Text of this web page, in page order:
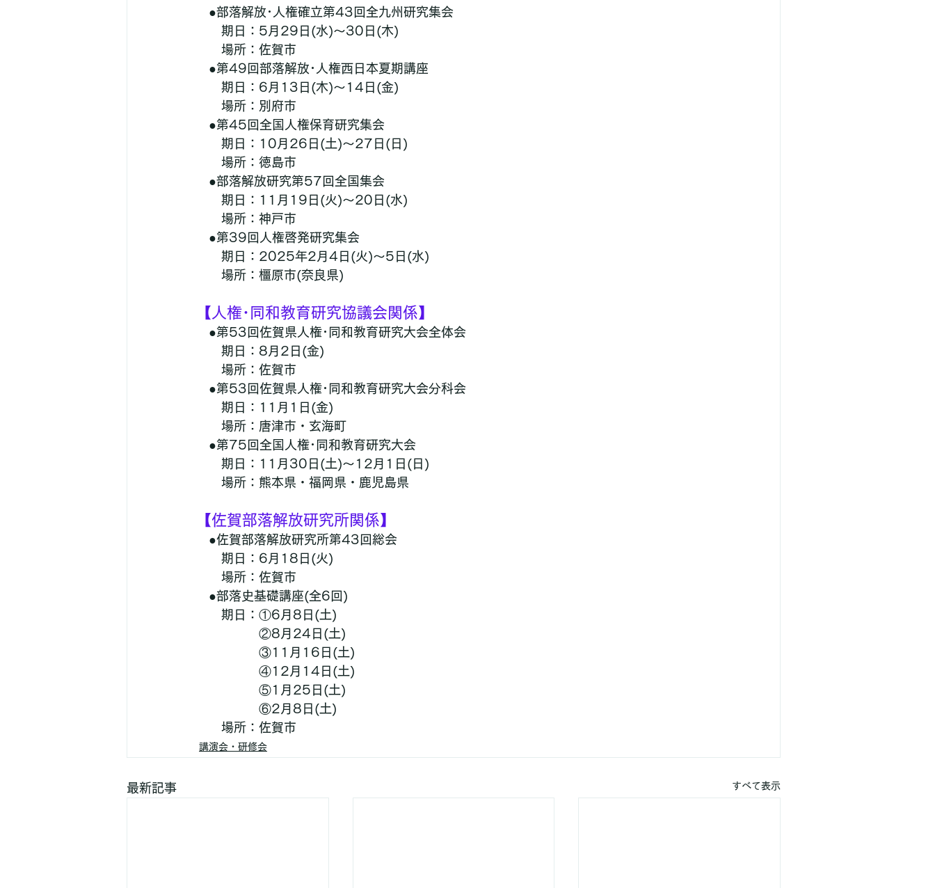
●部落解放･人権確立第43回全九州研究集会
期日：5月29日(水)～30日(木)
場所：佐賀市
●第49回部落解放･人権西日本夏期講座
期日：6月13日(木)～14日(金)
場所：別府市
●第45回全国人権保育研究集会
期日：10月26日(土)～27日(日)
場所：徳島市
●部落解放研究第57回全国集会
期日：11月19日(火)～20日(水)
場所：神戸市
●第39回人権啓発研究集会
期日：2025年2月4日(火)～5日(水)
場所：橿原市(奈良県)
【人権･同和教育研究協議会関係】
●第53回佐賀県人権･同和教育研究大会全体会
期日：8月2日(金)
場所：佐賀市
●第53回佐賀県人権･同和教育研究大会分科会
期日：11月1日(金)
場所：唐津市・玄海町
●第75回全国人権･同和教育研究大会
期日：11月30日(土)～12月1日(日)
場所：熊本県・福岡県・鹿児島県
【佐賀部落解放研究所関係】
●佐賀部落解放研究所第43回総会
期日：6月18日(火)
場所：佐賀市
●部落史基礎講座(全6回)
期日：①6月8日(土)
②8月24日(土)
③11月16日(土)
④12月14日(土)
⑤1月25日(土)
⑥2月8日(土)
場所：佐賀市
講演会・研修会
最新記事 すべて表示